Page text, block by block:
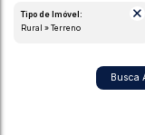
Tipo de Imóvel:
Rural » Terreno
Busca